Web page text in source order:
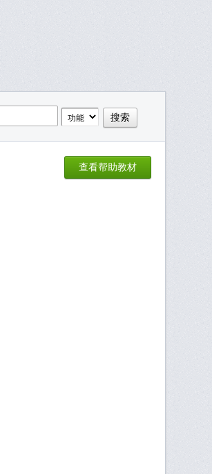
查看帮助教材